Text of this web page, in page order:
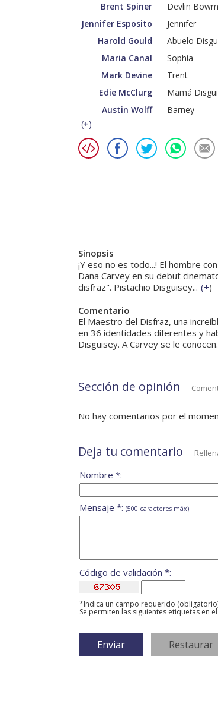
Brent Spiner
Devlin
Jennifer Esposito
Jennifer
Harold Gould
Abuelo
Maria Canal
Sophia
Mark Devine
Trent
Edie McClurg
Mamá
Austin Wolff
Barney
(+)
Sinopsis
¡Y eso no es todo...! El hombre
Dana Carvey en su debut
disfraz". Pistachio Disguisey... (+)
Comentario
El Maestro del Disfraz, una
en 36 identidades diferentes y
Disguisey. A Carvey se le
Sección de opinión
No hay comentarios por el
Deja tu comentario
Nombre *:
Mensaje *: (500 caracteres máx)
Código de validación *:
*Indica un campo requerido
Se permiten las siguientes etiquetas en